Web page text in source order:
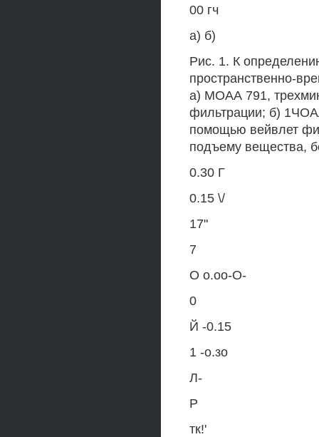
00 гч
а) б)
Рис. 1. К
пространственно-
а) МОАА 791,
фильтрации; б)
помощью вейвлет
подъему вещества,
0.30 Г
0.15 \/
17"
7
О о.оо-О-
0
Й -0.15
1 -о.зо
Л-
Р
тк!'